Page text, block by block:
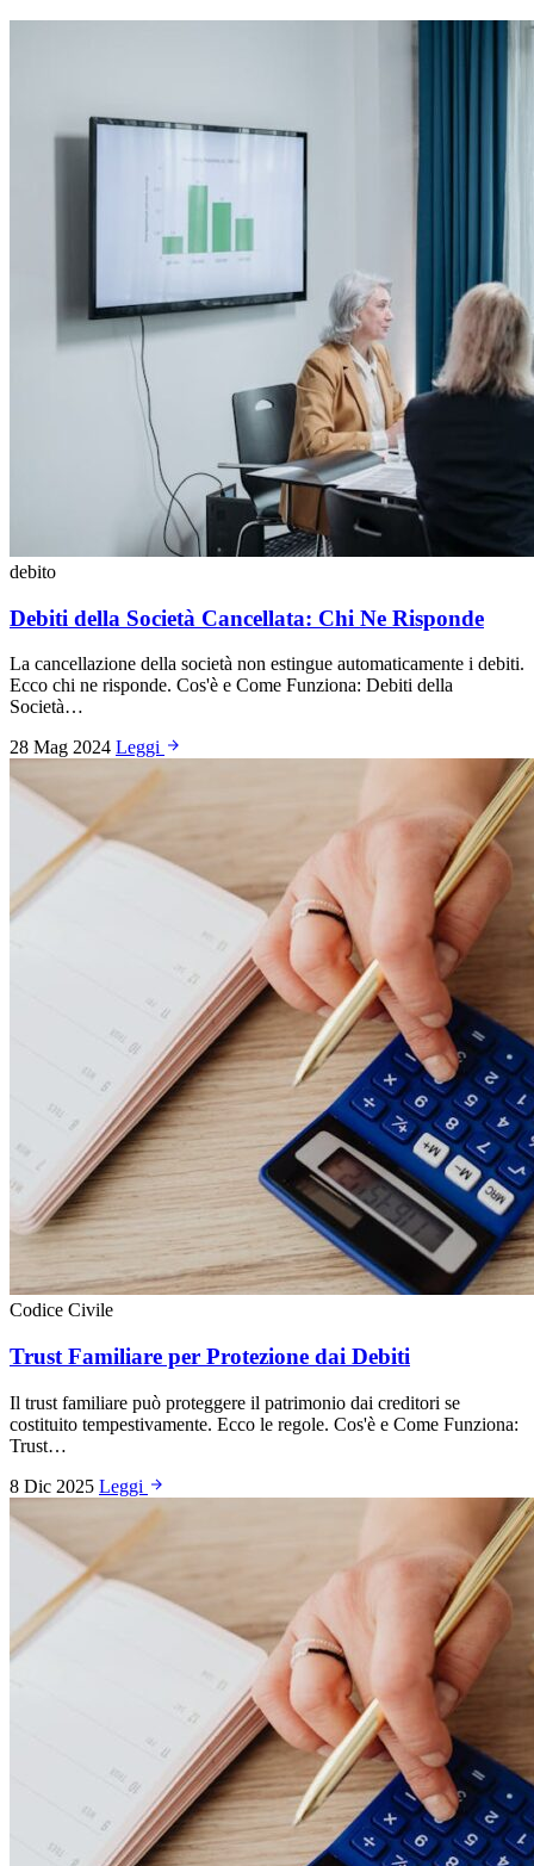
debito
Debiti della Società Cancellata: Chi Ne Risponde
La cancellazione della società non estingue automaticamente i debiti.
Ecco chi ne risponde. Cos'è e Come Funziona: Debiti della
Società…
28 Mag 2024 Leggi
Codice Civile
Trust Familiare per Protezione dai Debiti
Il trust familiare può proteggere il patrimonio dai creditori se
costituito tempestivamente. Ecco le regole. Cos'è e Come Funziona:
Trust…
8 Dic 2025 Leggi